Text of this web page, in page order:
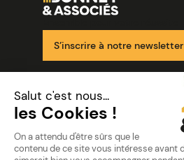
S’inscrire à notre newsletter
Nos solutions
Nos cabinets
Mon espace client